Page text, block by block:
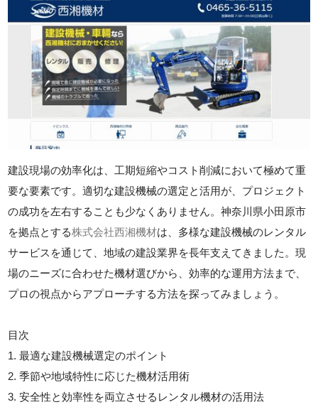
建設現場の効率化は、工期短縮やコスト削減において極めて重
要な要素です。適切な建設機械の選定と活用が、プロジェクト
の成功を左右することも少なくありません。神奈川県小田原市
を拠点とする株式会社西湘機材は、多様な建設機械のレンタル
サービスを通じて、地域の建設業界を長年支えてきました。現
場のニーズに合わせた機材選びから、効率的な運用方法まで、
プロの視点からアプローチする方法を探ってみましょう。
目次
1. 最適な建設機械選定のポイント
2. 季節や地域特性に応じた機材活用術
3. 安全性と効率性を両立させるレンタル機材の活用法